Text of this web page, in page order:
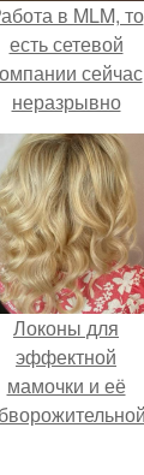
в MLM, то
есть сетевой
сейчас
неразрывно
с
своего контента,
страницы в
соц сетях.
Локоны для
эффектной
мамочки и её